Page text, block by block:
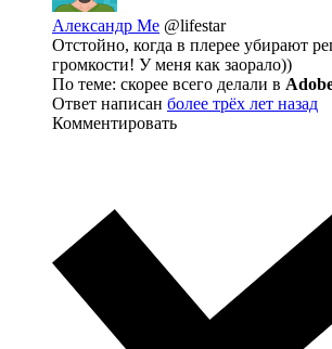
Александр Ме @lifestar
Отстойно, когда в плерее убирают
громкости! У меня как заорало))
По теме: скорее всего делали в
Ответ написан более трёх лет назад
Комментировать